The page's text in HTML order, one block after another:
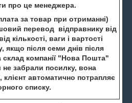
про це менеджера.
за товар при отриманні)
перевод відправнику від
кількості, ваги і вартості
якщо після семи днів після
склад компанії "Нова Пошта"
не забрали посилку, вона
клієнт автоматично потрапляє
списку.